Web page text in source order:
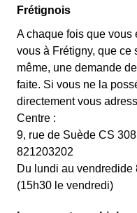
Frétignois
A chaque fois que vous
vous à Frétigny, que ce
même, une demande
faite. Si vous ne la
directement vous
Centre :
9, rue de Suède CS
821203202
Du lundi au vendredide
(15h30 le vendredi)